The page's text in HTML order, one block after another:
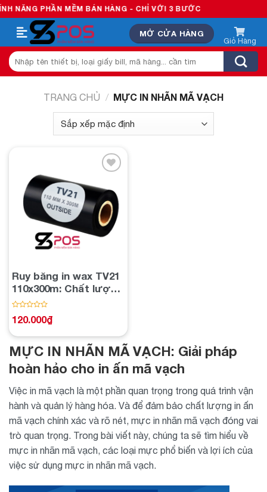
Skip
to
content
PHẦN MỀM BÁN HÀNG - CHỈ VỚI 3 BƯỚC
MỞ CỬA HÀNG
Tìm
kiếm:
TRANG CHỦ / MỰC IN NHÃN MÃ VẠCH
Add to
wishlist
Ruy băng in wax TV21
110x300m: Chất lượng
và độ bền vượt trội
Được
xếp
0
sao
120.000₫
MỰC IN NHÃN MÃ VẠCH: Giải pháp
hoàn hảo cho in ấn mã vạch
Việc in mã vạch là một phần quan trọng trong quá trình vận
hành và quản lý hàng hóa. Và để đảm bảo chất lượng in ấn
mã vạch chính xác và rõ nét, mực in nhãn mã vạch đóng vai
trò quan trọng. Trong bài viết này, chúng ta sẽ tìm hiểu về
mực in nhãn mã vạch, các loại mực phổ biến và lợi ích của
việc sử dụng mực in nhãn mã vạch.